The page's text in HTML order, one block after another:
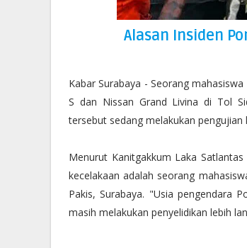
Alasan Insiden
Kabar Surabaya - Seorang
S dan Nissan Grand Livina di Tol
tersebut sedang melakukan
Menurut Kanitgakkum Laka
kecelakaan adalah seorang
Pakis, Surabaya. "Usia pengendara
masih melakukan penyelidikan lebih